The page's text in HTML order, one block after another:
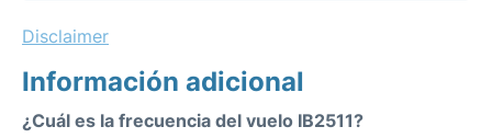
Disclaimer
Información adicional
¿Cuál es la frecuencia del vuelo IB2511?